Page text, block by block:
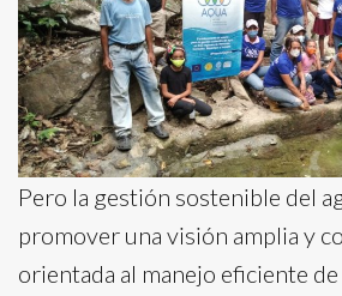
Pero la gestión sostenible del
promover una visión amplia y
orientada al manejo eficiente de